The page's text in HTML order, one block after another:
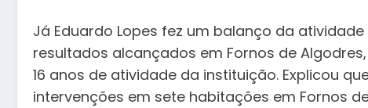
Já Eduardo Lopes fez um balanço da
resultados alcançados em Fornos de
16 anos de atividade da instituição. Explicou
intervenções em sete habitações em Fornos